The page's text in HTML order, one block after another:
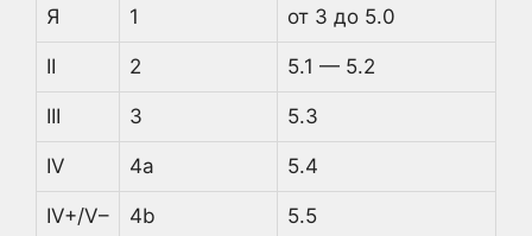
Я 1 от 3 до 5.0
II 2 5.1 — 5.2
III 3 5.3
IV 4а 5.4
IV+/V– 4b 5.5